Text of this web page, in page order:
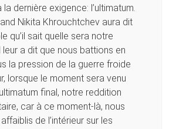
dernière exigence: l’ultimatum.
Nikita Khrouchtchev aura dit
qu’il sait quelle sera notre
leur a dit que nous battions en
la pression de la guerre froide
lorsque le moment sera venu
final, notre reddition
car à ce moment-là, nous
de l’intérieur sur les